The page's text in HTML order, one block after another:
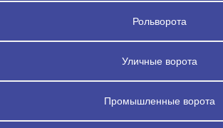
Рольворота
Уличные ворота
Промышленные ворота